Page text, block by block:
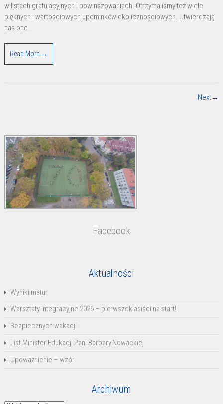
w listach gratulacyjnych i powinszowaniach. Otrzymaliśmy też wiele
pięknych i wartościowych upominków okolicznościowych. Utwierdzają
nas one…
Read More →
Next→
Facebook
Aktualności
Wyniki matur
Warsztaty Integracyjne 2026 – pierwszoklasiści na start!
Bezpiecznych wakacji
List Minister Edukacji Pani Barbary Nowackiej
Upoważnienie – wzór
Archiwum